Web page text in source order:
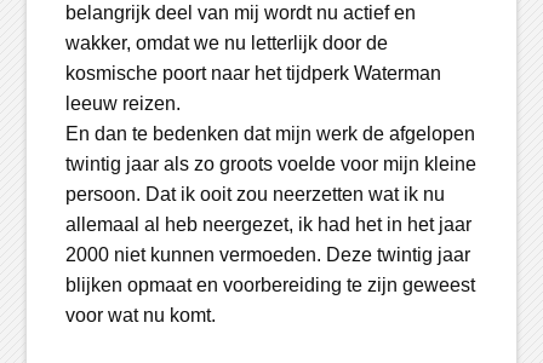
belangrijk deel van mij wordt nu actief en
wakker, omdat we nu letterlijk door de
kosmische poort naar het tijdperk Waterman
leeuw reizen.
En dan te bedenken dat mijn werk de afgelopen
twintig jaar als zo groots voelde voor mijn kleine
persoon. Dat ik ooit zou neerzetten wat ik nu
allemaal al heb neergezet, ik had het in het jaar
2000 niet kunnen vermoeden. Deze twintig jaar
blijken opmaat en voorbereiding te zijn geweest
voor wat nu komt.